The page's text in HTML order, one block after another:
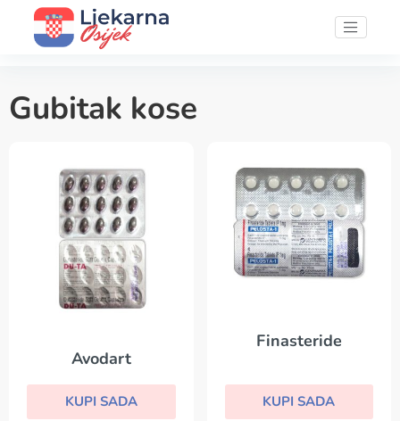
Gubitak kose
Avodart
KUPI SADA
Finasteride
KUPI SADA